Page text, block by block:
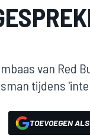
van Red
tijdens
TOEVOEGEN